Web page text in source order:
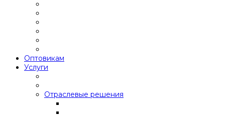
Оптовикам
Услуги
Отраслевые решения